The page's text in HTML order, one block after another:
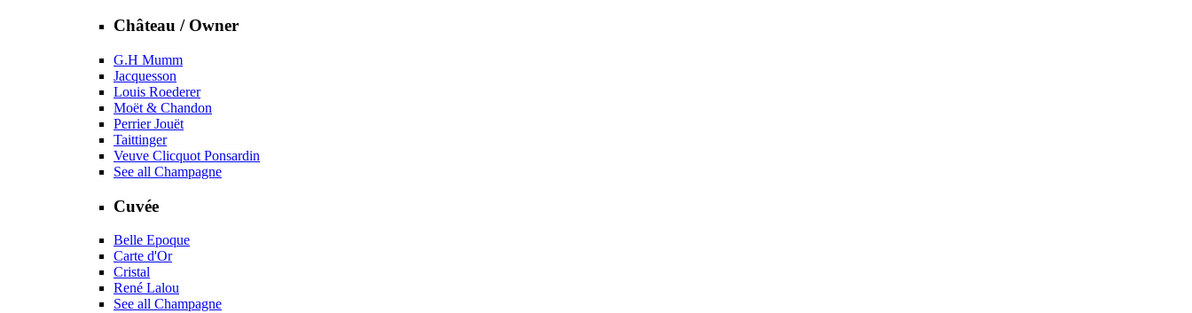
Château / Owner
G.H Mumm
Jacquesson
Louis Roederer
Moët & Chandon
Perrier Jouët
Taittinger
Veuve Clicquot Ponsardin
See all Champagne
Cuvée
Belle Epoque
Carte d'Or
Cristal
René Lalou
See all Champagne